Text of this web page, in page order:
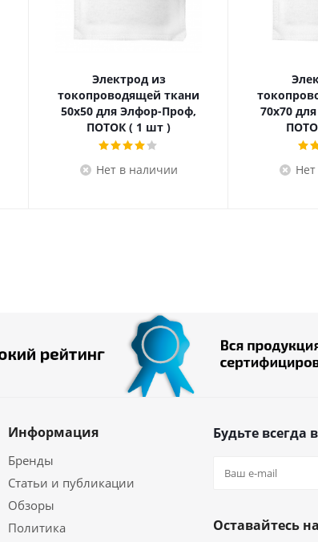
Электрод из
токопроводящей ткани
50x50 для Элфор-Проф,
ПОТОК ( 1 шт )
Нет в наличии
70x70
Информация
Бренды
Статьи и публикации
Обзоры
Политика
Будьте всегда
Оставайтесь